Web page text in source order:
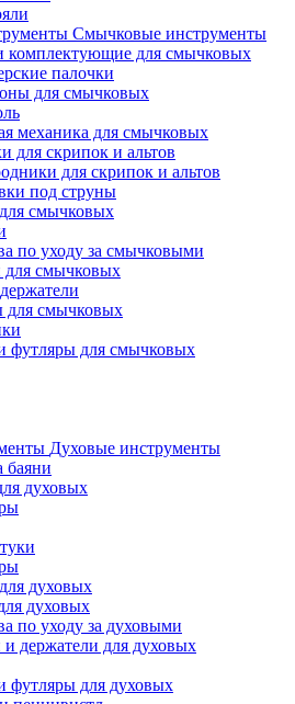
Смычковые инструменты
комплектующие для смычковых
палочки
для смычковых
механика для смычковых
для скрипок и альтов
для скрипок и альтов
под струны
смычковых
по уходу за смычковыми
для смычковых
для смычковых
футляры для смычковых
Духовые инструменты
баяни
духовых
духовых
духовых
по уходу за духовыми
держатели для духовых
футляры для духовых